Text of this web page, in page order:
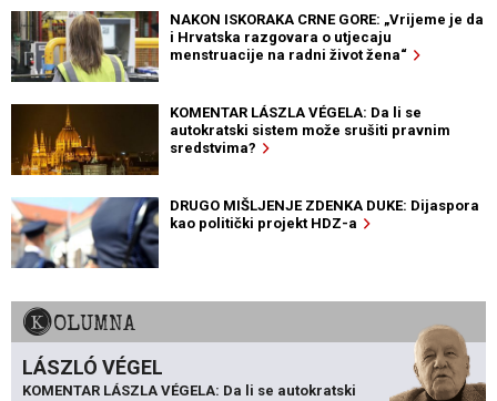
NAKON ISKORAKA CRNE GORE: „Vrijeme je da
i Hrvatska razgovara o utjecaju
menstruacije na radni život žena“
KOMENTAR LÁSZLA VÉGELA: Da li se
autokratski sistem može srušiti pravnim
sredstvima?
DRUGO MIŠLJENJE ZDENKA DUKE: Dijaspora
kao politički projekt HDZ-a
KOLUMNA
LÁSZLÓ VÉGEL
KOMENTAR LÁSZLA VÉGELA: Da li se autokratski